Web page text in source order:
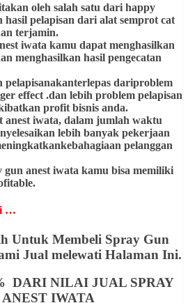
oleh salah satu dari happy
pelapisan dari alat semprot cat
terjamin.
iwata kamu dapat menghasilkan
menghasilkan hasil pengecatan
pelapisanakanterlepas dariproblem
effect .dan lebih problem pelapisan
profit bisnis anda.
anest iwata, dalam jumlah waktu
lebih banyak pekerjaan
pelanggan
anest iwata kamu bisa memiliki
…
Untuk Membeli Spray Gun
Jual melewati Halaman Ini.
DARI NILAI JUAL SPRAY
ANEST IWATA